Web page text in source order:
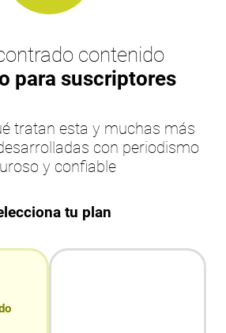
contenido
para suscriptores
tratan esta y muchas más
con periodismo
y confiable
tu plan